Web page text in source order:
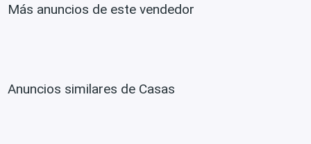
Más anuncios de este vendedor
Anuncios similares de Casas